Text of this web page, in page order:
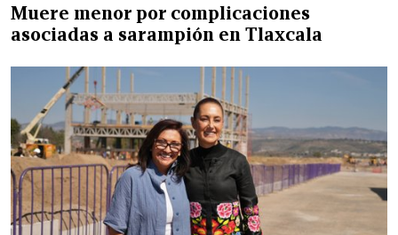
Muere menor por complicaciones
asociadas a sarampión en Tlaxcala